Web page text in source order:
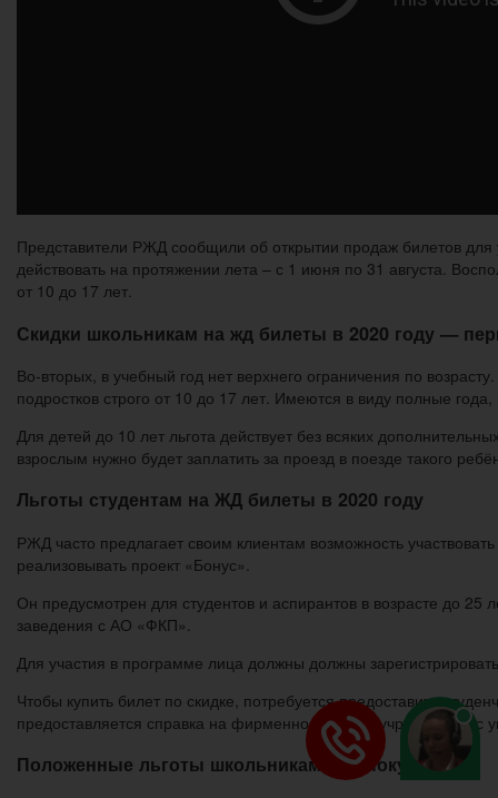
Представители РЖД сообщили об открытии продаж билетов
действовать на протяжении лета – с 1 июня по 31 августа.
от 10 до 17 лет.
Скидки школьникам на жд билеты в 2020 году —
Во-вторых, в учебный год нет верхнего ограничения по
подростков строго от 10 до 17 лет. Имеются в виду полные
Для детей до 10 лет льгота действует без всяких
взрослым нужно будет заплатить за проезд в поезде такого
Льготы студентам на ЖД билеты в 2020 году
РЖД часто предлагает своим клиентам возможность
реализовывать проект «Бонус».
Он предусмотрен для студентов и аспирантов в возрасте до 25
заведения с АО «ФКП».
Для участия в программе лица должны должны
Чтобы купить билет по скидке, потребуется предоставить
предоставляется справка на фирменном бланке учреждения,
Положенные льготы школьникам при покупке ж